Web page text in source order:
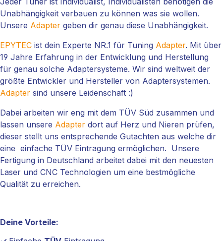
Unabhängigkeit verbauen zu können was sie wollen.
Unsere Adapter geben dir genau diese Unabhängigkeit.
EPYTEC ist dein Experte NR.1 für Tuning Adapter. Mit über
19 Jahre Erfahrung in der Entwicklung und Herstellung
für genau solche Adaptersysteme. Wir sind weltweit der
größte Entwickler und Hersteller von Adaptersystemen.
Adapter sind unsere Leidenschaft :)
Dabei arbeiten wir eng mit dem TÜV Süd zusammen und
lassen unsere Adapter dort auf Herz und Nieren prüfen,
dieser stellt uns entsprechende Gutachten aus welche dir
eine einfache TÜV Eintragung ermöglichen. Unsere
Fertigung in Deutschland arbeitet dabei mit den neuesten
Laser und CNC Technologien um eine bestmögliche
Qualität zu erreichen.
Deine Vorteile: